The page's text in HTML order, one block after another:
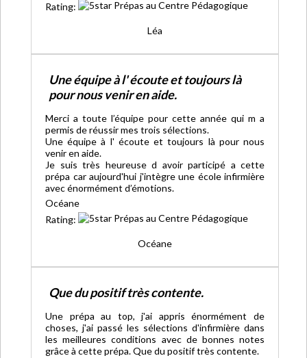
Rating:
Léa
Une équipe à l' écoute et toujours là
pour nous venir en aide.
Merci a toute l’équipe pour cette année qui m a
permis de réussir mes trois sélections.
Une équipe à l' écoute et toujours là pour nous
venir en aide.
Je suis très heureuse d avoir participé a cette
prépa car aujourd'hui j'intègre une école infirmière
avec énormément d’émotions.
Océane
Rating:
Océane
Que du positif très contente.
Une prépa au top, j'ai appris énormément de
choses, j'ai passé les sélections d'infirmière dans
les meilleures conditions avec de bonnes notes
grâce à cette prépa. Que du positif très contente.